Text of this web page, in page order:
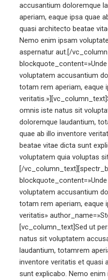
accusantium doloremque
aperiam, eaque ipsa quae
quasi architecto beatae
Nemo enim ipsam
aspernatur aut.[/
voluptatem accusantium
totam rem aperiam, eaque
omnis iste natus sit
doloremque laudantium,
quae ab illo inventore
beatae vitae dicta sunt
voluptatem quia voluptas
[/
voluptatem accusantium
totam rem aperiam, eaque
veritatis»
[vc_column_text]Sed ut
natus sit voluptatem
laudantium, totamrem
inventore veritatis et quasi
sunt explicabo. Nemo